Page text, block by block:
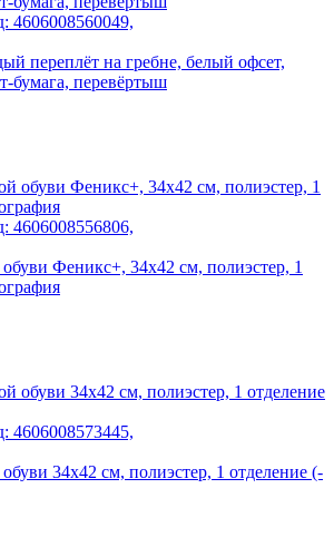
4606008560049,
переплёт на гребне, белый офсет,
бумага, перевёртыш
4606008556806,
Феникс+, 34х42 см, полиэстер, 1
4606008573445,
34х42 см, полиэстер, 1 отделение (-